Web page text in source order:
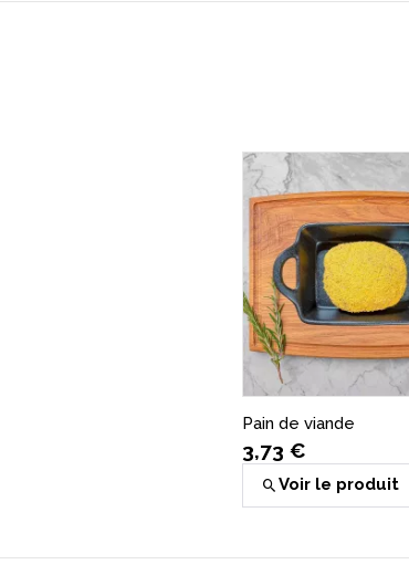
Pain de viande
3,73 €
Voir le produit